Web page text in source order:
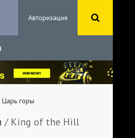
Авторизация
Царь горы
/ King of the Hill